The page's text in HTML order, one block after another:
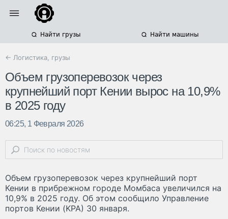
Найти грузы Найти машины
← Логистика, грузы
Объем грузоперевозок через
крупнейший порт Кении вырос на 10,9%
в 2025 году
06:25, 1 Февраля 2026
Объем грузоперевозок через крупнейший порт
Кении в прибрежном городе Момбаса увеличился на
10,9% в 2025 году. Об этом сообщило Управление
портов Кении (KPA) 30 января.